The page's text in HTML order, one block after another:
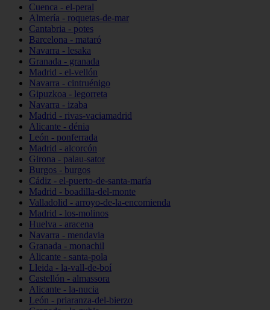
Cuenca - el-peral
Almería - roquetas-de-mar
Cantabria - potes
Barcelona - mataró
Navarra - lesaka
Granada - granada
Madrid - el-vellón
Navarra - cintruénigo
Gipuzkoa - legorreta
Navarra - izaba
Madrid - rivas-vaciamadrid
Alicante - dénia
León - ponferrada
Madrid - alcorcón
Girona - palau-sator
Burgos - burgos
Cádiz - el-puerto-de-santa-maría
Madrid - boadilla-del-monte
Valladolid - arroyo-de-la-encomienda
Madrid - los-molinos
Huelva - aracena
Navarra - mendavia
Granada - monachil
Alicante - santa-pola
Lleida - la-vall-de-boí
Castellón - almassora
Alicante - la-nucia
León - priaranza-del-bierzo